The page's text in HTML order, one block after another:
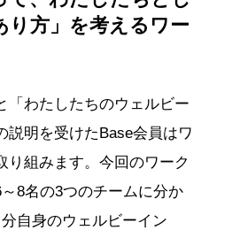
り方」を考えるワー
「わたしたちのウェルビー
説明を受けたBase会員はワ
り組みます。今回のワーク
8名の3つのチームに分か
自身のウェルビーイン